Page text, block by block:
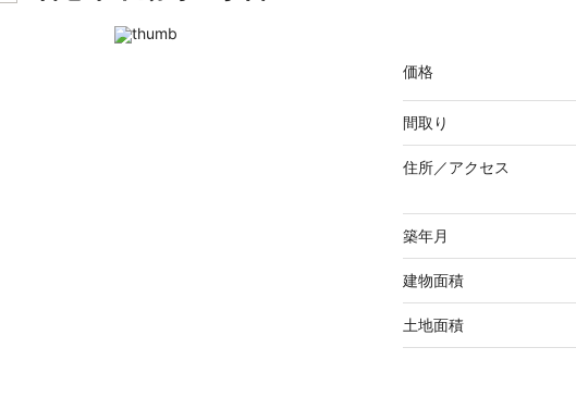
価格
間取り
住所／アクセス
築年月
建物面積
土地面積